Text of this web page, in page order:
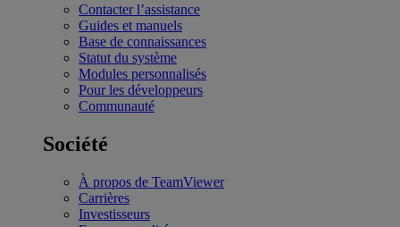
Contacter l’assistance
Guides et manuels
Base de connaissances
Statut du système
Modules personnalisés
Pour les développeurs
Communauté
Société
À propos de TeamViewer
Carrières
Investisseurs